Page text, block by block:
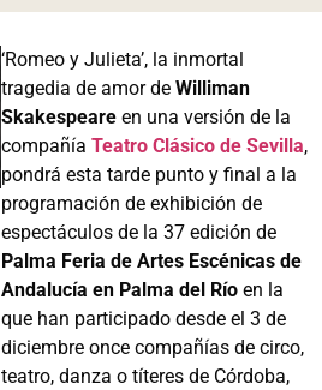
‘Romeo y Julieta’, la inmortal
tragedia de amor deWilliman
Skakespeare en una versión de la
compañíaTeatro Clásico de Sevilla,
pondrá esta tarde punto y final a la
programación de exhibición de
espectáculos de la 37 edición de
Palma Feria de Artes Escénicas de
Andalucía en Palma del Río en la
que han participado desde el 3 de
diciembre once compañías de circo,
teatro, danza o títeres de Córdoba,